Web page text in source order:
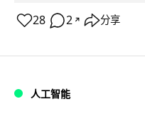
28 2 ↗ 分享
人工智能